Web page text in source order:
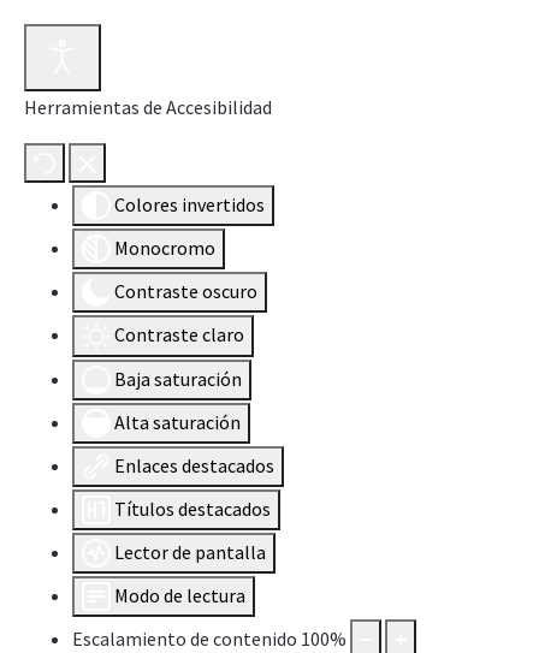
Herramientas de Accesibilidad
Colores invertidos
Monocromo
Contraste oscuro
Contraste claro
Baja saturación
Alta saturación
Enlaces destacados
Títulos destacados
Lector de pantalla
Modo de lectura
Escalamiento de contenido 100%